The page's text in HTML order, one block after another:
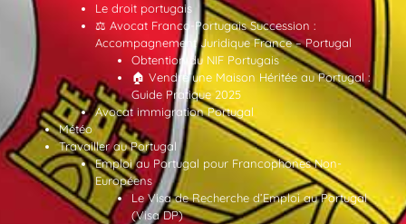
Le droit portugais
⚖️ Avocat Franco-Portugais Succession :
Accompagnement Juridique France – Portugal
Obtention du NIF Portugais
🏠 Vendre une Maison Héritée au Portugal :
Guide Pratique 2025
Avocat immigration Portugal
Météo
Travailler au Portugal
Emploi au Portugal pour Francophones Non-
Européens
Le Visa de Recherche d’Emploi au Portugal
(Visa DP)